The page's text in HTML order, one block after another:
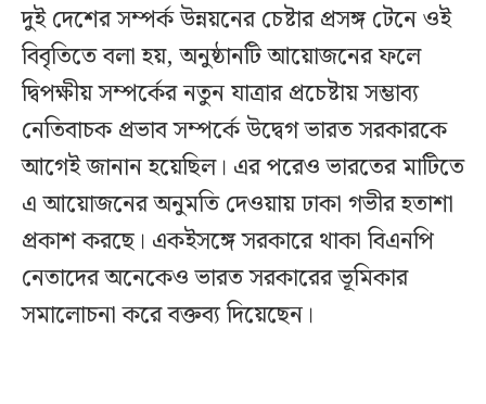
দুই দেশের সম্পর্ক উন্নয়নের চেষ্টার প্রসঙ্গ টেনে ওই
বিবৃতিতে বলা হয়, অনুষ্ঠানটি আয়োজনের ফলে
দ্বিপক্ষীয় সম্পর্কের নতুন যাত্রার প্রচেষ্টায় সম্ভাব্য
নেতিবাচক প্রভাব সম্পর্কে উদ্বেগ ভারত সরকারকে
আগেই জানান হয়েছিল। এর পরেও ভারতের মাটিতে
এ আয়োজনের অনুমতি দেওয়ায় ঢাকা গভীর হতাশা
প্রকাশ করছে। একইসঙ্গে সরকারে থাকা বিএনপি
নেতাদের অনেকেও ভারত সরকারের ভূমিকার
সমালোচনা করে বক্তব্য দিয়েছেন।